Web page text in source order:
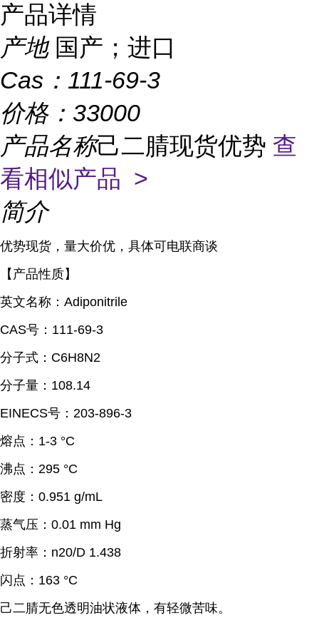
产品详情
产地 国产；进口
Cas： 111-69-3
价格： 33000
产品名称己二腈现货优势 查
看相似产品 >
简介
优势现货，量大价优，具体可电联商谈
【产品性质】
英文名称：Adiponitrile
CAS号：111-69-3
分子式：C6H8N2
分子量：108.14
EINECS号：203-896-3
熔点： 1-3 °C
沸点： 295 °C
密度： 0.951 g/mL
蒸气压： 0.01 mm Hg
折射率： n20/D 1.438
闪点： 163 °C
己二腈无色透明油状液体，有轻微苦味。